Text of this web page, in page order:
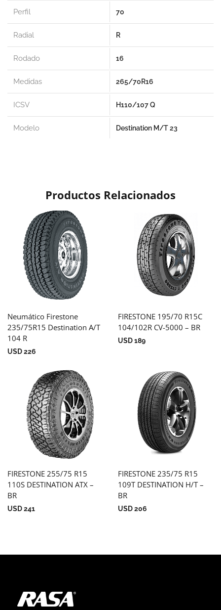
Perfil 70
Radial R
Rodado 16
Medidas 265/70R16
ICSV H110/107 Q
Modelo Destination M/T 23
Productos Relacionados
Neumático Firestone
235/75R15 Destination A/T
104 R
USD226
FIRESTONE 195/70 R15C
104/102R CV-5000 – BR
USD189
FIRESTONE 255/75 R15
110S DESTINATION ATX –
BR
USD241
FIRESTONE 235/75 R15
109T DESTINATION H/T –
BR
USD206